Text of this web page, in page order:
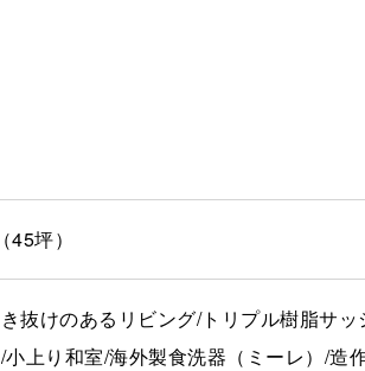
坪）
抜けのあるリビング/トリプル樹脂サ
上り和室/海外製食洗器（ミーレ）/造